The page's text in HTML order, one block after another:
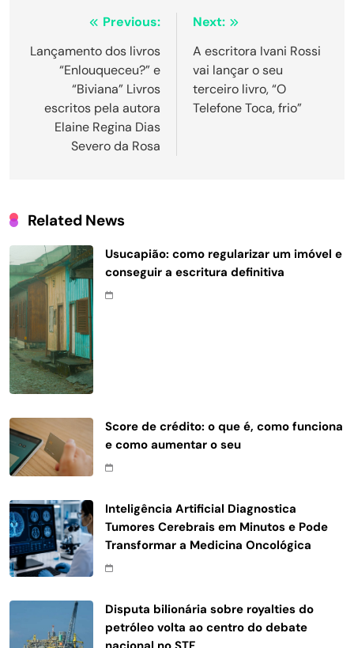
Navegação
de
Post
Previous:
Lançamento dos livros
“Enlouqueceu?” e
“Biviana” Livros
escritos pela autora
Elaine Regina Dias
Severo da Rosa
Next:
A escritora Ivani Rossi
vai lançar o seu
terceiro livro, “O
Telefone Toca, frio”
Related News
Usucapião: como regularizar um imóvel e
conseguir a escritura definitiva
Score de crédito: o que é, como funciona
e como aumentar o seu
Inteligência Artificial Diagnostica
Tumores Cerebrais em Minutos e Pode
Transformar a Medicina Oncológica
Disputa bilionária sobre royalties do
petróleo volta ao centro do debate